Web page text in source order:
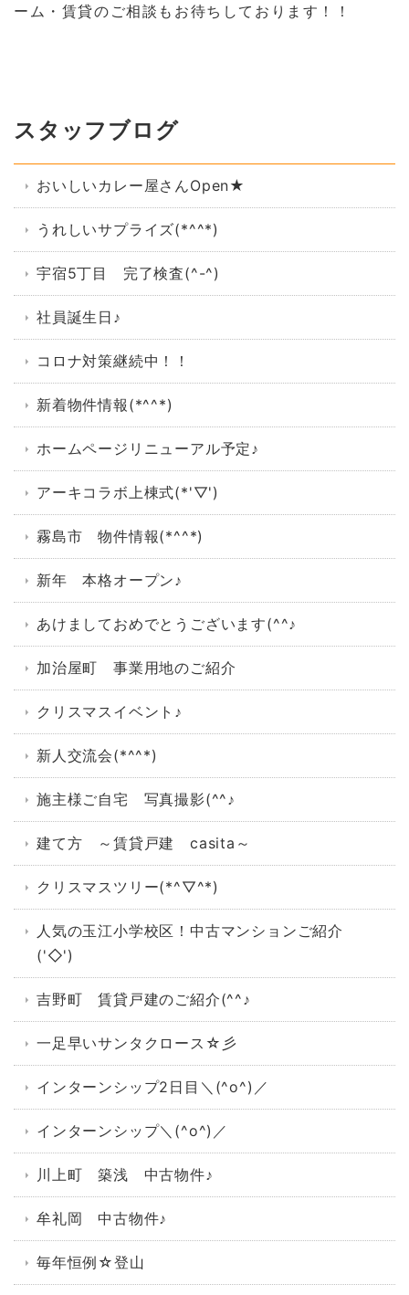
ーム・賃貸のご相談もお待ちしております！！
スタッフブログ
おいしいカレー屋さんOpen★
うれしいサプライズ(*^^*)
宇宿5丁目 完了検査(^-^)
社員誕生日♪
コロナ対策継続中！！
新着物件情報(*^^*)
ホームページリニューアル予定♪
アーキコラボ上棟式(*'▽')
霧島市 物件情報(*^^*)
新年 本格オープン♪
あけましておめでとうございます(^^♪
加治屋町 事業用地のご紹介
クリスマスイベント♪
新人交流会(*^^*)
施主様ご自宅 写真撮影(^^♪
建て方 ～賃貸戸建 casita～
クリスマスツリー(*^▽^*)
人気の玉江小学校区！中古マンションご紹介
('◇')ゞ
吉野町 賃貸戸建のご紹介(^^♪
一足早いサンタクロース☆彡
インターンシップ2日目＼(^o^)／
インターンシップ＼(^o^)／
川上町 築浅 中古物件♪
牟礼岡 中古物件♪
毎年恒例☆登山